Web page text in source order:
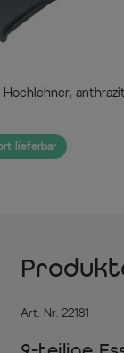
lieferbar
Art.-Nr. 22181